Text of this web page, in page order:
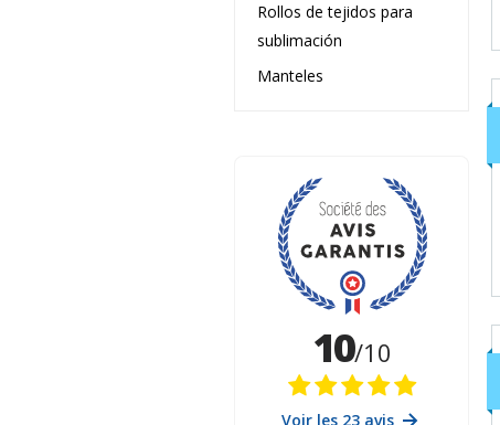
Rollos de tejidos para
sublimación
Manteles